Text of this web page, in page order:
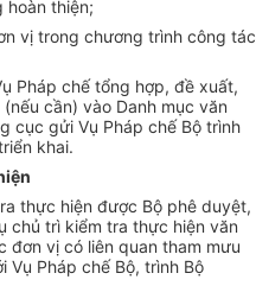
hoàn thiện;
vị trong chương trình công tác
Pháp chế tổng hợp, đề xuất,
cần) vào Danh mục văn
cục gửi Vụ Pháp chế Bộ trình
khai.
thực hiện được Bộ phê duyệt,
chủ trì kiểm tra thực hiện văn
đơn vị có liên quan tham mưu
Vụ Pháp chế Bộ, trình Bộ